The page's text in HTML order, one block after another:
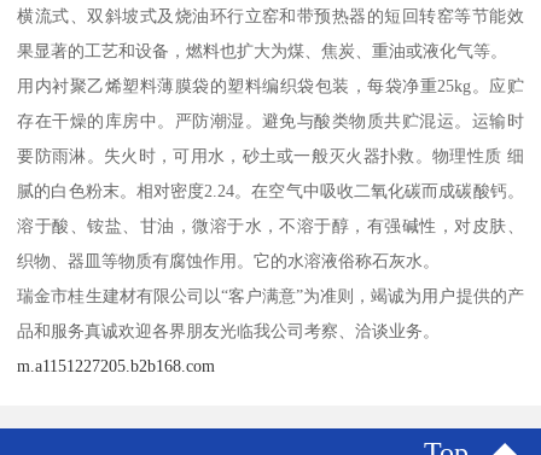
横流式、双斜坡式及烧油环行立窑和带预热器的短回转窑等节能效
果显著的工艺和设备，燃料也扩大为煤、焦炭、重油或液化气等。
用内衬聚乙烯塑料薄膜袋的塑料编织袋包装，每袋净重25kg。应贮
存在干燥的库房中。严防潮湿。避免与酸类物质共贮混运。运输时
要防雨淋。失火时，可用水，砂土或一般灭火器扑救。物理性质 细
腻的白色粉末。相对密度2.24。在空气中吸收二氧化碳而成碳酸钙。
溶于酸、铵盐、甘油，微溶于水，不溶于醇，有强碱性，对皮肤、
织物、器皿等物质有腐蚀作用。它的水溶液俗称石灰水。
瑞金市桂生建材有限公司以“客户满意”为准则，竭诚为用户提供的产
品和服务真诚欢迎各界朋友光临我公司考察、洽谈业务。
m.a1151227205.b2b168.com